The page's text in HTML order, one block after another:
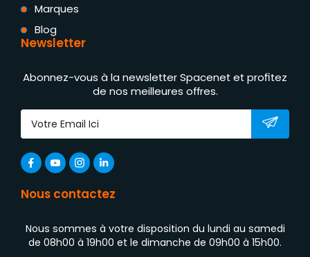
Marques
Blog
Newsletter
Abonnez-vous à la newsletter Spacenet et profitez
de nos meilleures offres.
Nous contactez
Nous sommes à votre disposition du lundi au samedi
de 08h00 à 19h00 et le dimanche de 09h00 à 15h00.